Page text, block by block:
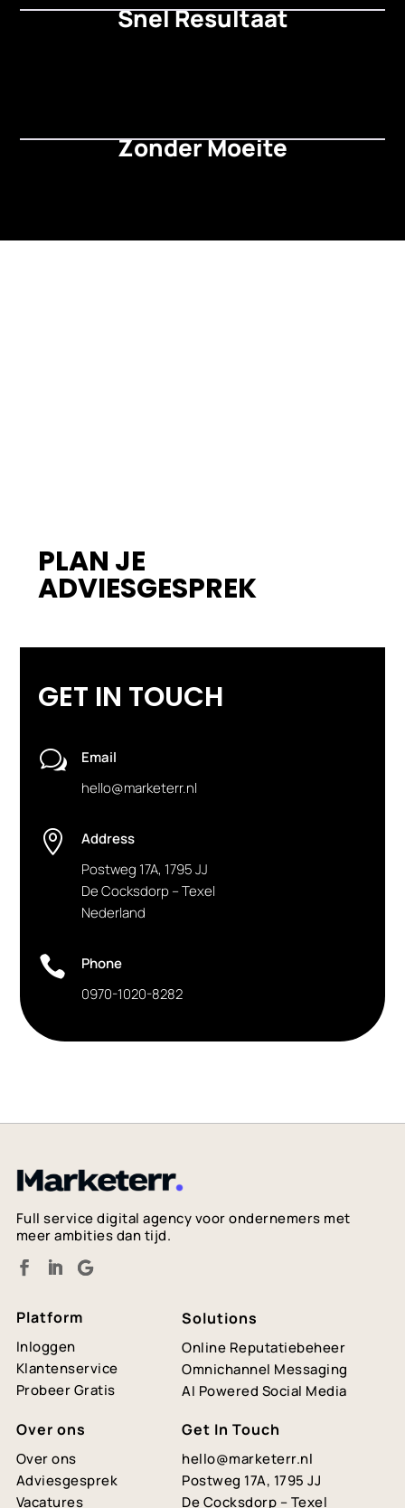
Snel Resultaat
Zonder Moeite
PLAN JE
ADVIESGESPREK
GET IN TOUCH
w
Email
hello@marketerr.nl

Address
Postweg 17A, 1795 JJ
De Cocksdorp – Texel
Nederland

Phone
0970-1020-8282
Full service digital agencyvoor ondernemers met
meer ambities dan tijd.
Platform
Inloggen
Klantenservice
Probeer Gratis
Solutions
Online Reputatiebeheer
Omnichannel Messaging
AI Powered Social Media
Over ons
Over ons
Adviesgesprek
Vacatures
Get In Touch
hello@marketerr.nl
Postweg 17A, 1795 JJ
De Cocksdorp – Texel